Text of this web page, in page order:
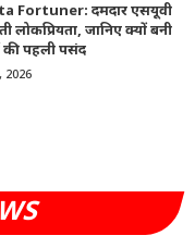
Fortuner: दमदार एसयूवी
लोकप्रियता, जानिए क्यों बनी
की पहली पसंद
2026